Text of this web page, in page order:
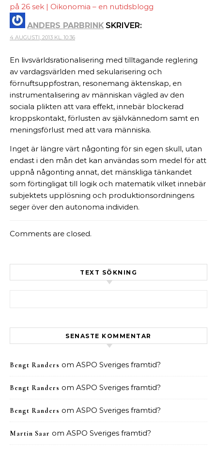
på 26 sek | Oikonomia – en nutidsblogg
ANDERS PARBRINK SKRIVER:
4 AUGUSTI, 2013 KL. 10:36
En livsvärldsrationalisering med tilltagande reglering
av vardagsvärlden med sekularisering och
förnuftsuppfostran, resonemang äktenskap, en
instrumentalisering av människan vägled av den
sociala plikten att vara effekt, innebär blockerad
kroppskontakt, förlusten av självkännedom samt en
meningsförlust med att vara människa.
Inget är längre värt någonting för sin egen skull, utan
endast i den mån det kan användas som medel för att
uppnå någonting annat, det mänskliga tänkandet
som förtingligat till logik och matematik vilket innebär
subjektets upplösning och produktionsordningens
seger över den autonoma individen.
Comments are closed.
TEXT SÖKNING
SENASTE KOMMENTAR
Bengt Randers om ASPO Sveriges framtid?
Bengt Randers om ASPO Sveriges framtid?
Bengt Randers om ASPO Sveriges framtid?
Martin Saar om ASPO Sveriges framtid?